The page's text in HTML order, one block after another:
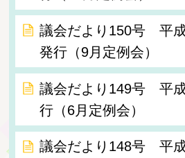
議会だより150号 平
発行（9月定例会）
議会だより149号 平
行（6月定例会）
議会だより148号 平